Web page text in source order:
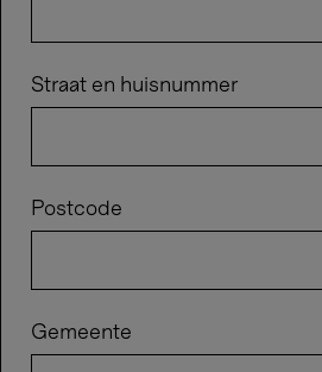
Straat en huisnummer
Postcode
Gemeente